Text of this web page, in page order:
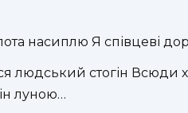
насиплю Я співцеві
людський стогін Всюди
луною…